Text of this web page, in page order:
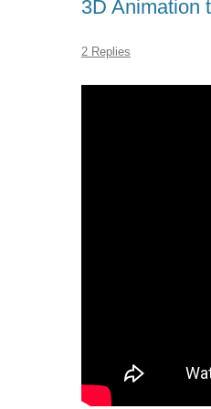
3D Animation
2 Replies